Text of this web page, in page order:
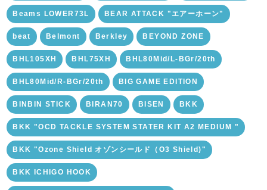
Beams LOWER73L BEAR ATTACK "エアーホーン"
beat Belmont Berkley BEYOND ZONE
BHL105XH BHL75XH BHL80Mid/L-BGr/20th
BHL80Mid/R-BGr/20th BIG GAME EDITION
BINBIN STICK BIRAN70 BISEN BKK
BKK "OCD TACKLE SYSTEM STATER KIT A2 MEDIUM "
BKK "Ozone Shield オゾンシールド（O3 Shield)"
BKK ICHIGO HOOK